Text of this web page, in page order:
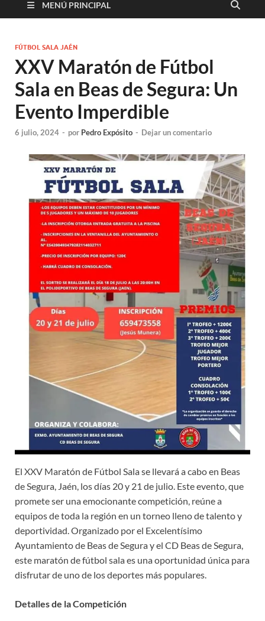
MENÚ PRINCIPAL
FÚTBOL SALA JAÉN
XXV Maratón de Fútbol
Sala en Beas de Segura: Un
Evento Imperdible
6 julio, 2024 - por Pedro Expósito - Dejar un comentario
El XXV Maratón de Fútbol Sala se llevará a cabo en Beas
de Segura, Jaén, los días 20 y 21 de julio. Este evento, que
promete ser una emocionante competición, reúne a
equipos de toda la región en un torneo lleno de talento y
deportividad. Organizado por el Excelentísimo
Ayuntamiento de Beas de Segura y el CD Beas de Segura,
este maratón de fútbol sala es una oportunidad única para
disfrutar de uno de los deportes más populares.
Detalles de la Competición